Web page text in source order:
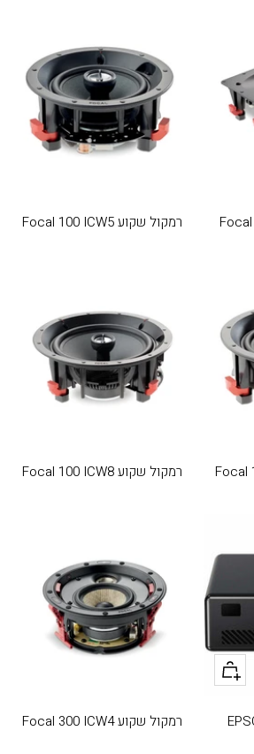
רמקול שקוע Focal 100 ICW5
רמקול שקוע Focal 100 ICW8
+
הוסף
לעגלה
רמקול שקוע Focal 300 ICW4